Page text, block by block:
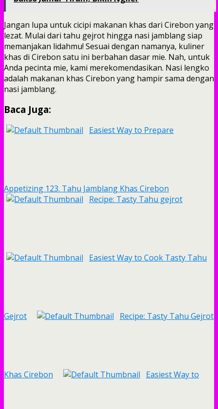
Jangan lupa untuk cicipi makanan khas dari Cirebon yang
lezat. Mulai dari tahu gejrot hingga nasi jamblang siap
memanjakan lidahmu! Sesuai dengan namanya, kuliner
khas di Cirebon satu ini berbahan dasar mie. Nah, untuk
Anda pecinta mie, kami merekomendasikan. Nasi lengko
adalah makanan khas Cirebon yang hampir sama dengan
nasi jamblang.
Baca Juga:
Easiest Way to Prepare
Appetizing 123. Tahu Jamblang Khas Cirebon
Recipe: Tasty Tahu gejrot
Easiest Way to Cook Tasty Tahu
Gejrot Recipe: Tasty Tahu Gejrot
Khas Cirebon Easiest Way to